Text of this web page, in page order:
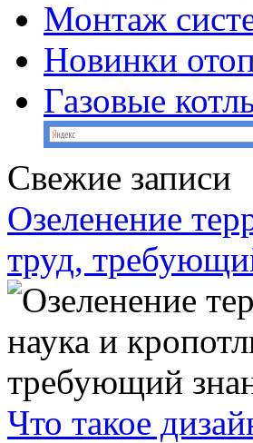
Монтаж
Новинки
Газовые
Свежие записи
Озеленение
труд,
Что такое